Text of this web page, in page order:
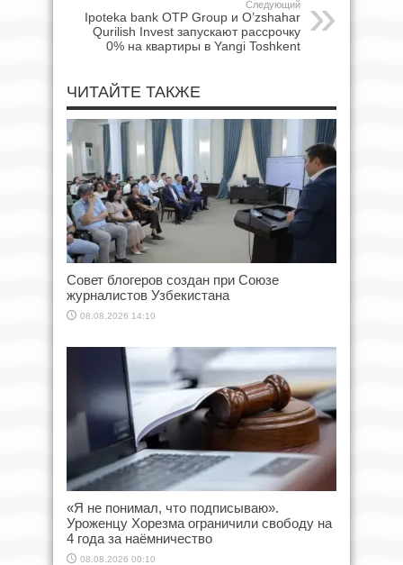
Следующий
Ipoteka bank OTP Group и O’zshahar
Qurilish Invest запускают рассрочку
0% на квартиры в Yangi Toshkent
ЧИТАЙТЕ ТАКЖЕ
Совет блогеров создан при Союзе
журналистов Узбекистана
08.08.2026 14:10
«Я не понимал, что подписываю».
Уроженцу Хорезма ограничили свободу на
4 года за наёмничество
08.08.2026 00:10